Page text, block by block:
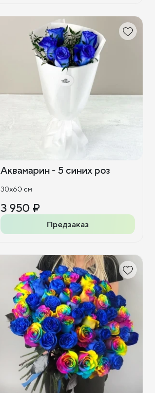
Аквамарин - 5 синих роз
30x60 см
3 950 ₽
Предзаказ